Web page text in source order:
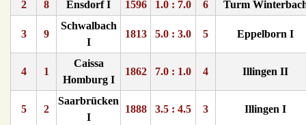
2 8 Ensdorf I 1596 1.0 : 7.0 6 Turm
3 9
Schwalbach
I
1813 5.0 : 3.0 5 Eppelborn I
4 1
Caissa
Homburg I
1862 7.0 : 1.0 4 Illingen II
5 2
Saarbrücken
I
1888 3.5 : 4.5 3 Illingen I